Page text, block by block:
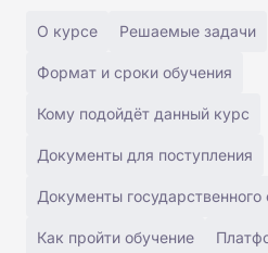
О курсе Решаемые задачи
Формат и сроки обучения
Кому подойдёт данный курс
Документы для поступления
Документы государственного
Как пройти обучение